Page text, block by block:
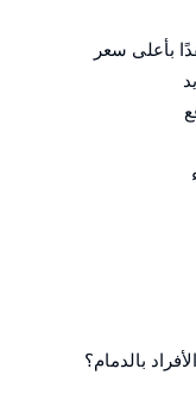
بأعلى سعر
بالدمام؟